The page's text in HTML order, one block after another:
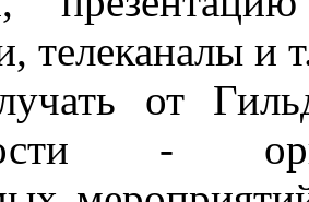
телеканалы и
от
-